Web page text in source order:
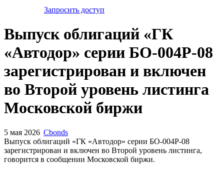
Запросить доступ
Выпуск облигаций «ГК
«Автодор» серии БО-004Р-08
зарегистрирован и включен
во Второй уровень листинга
Московской биржи
5 мая 2026 Cbonds
Выпуск облигаций «ГК «Автодор» серии БО-004Р-08
зарегистрирован и включен во Второй уровень листинга,
говорится в сообщении Московской биржи.